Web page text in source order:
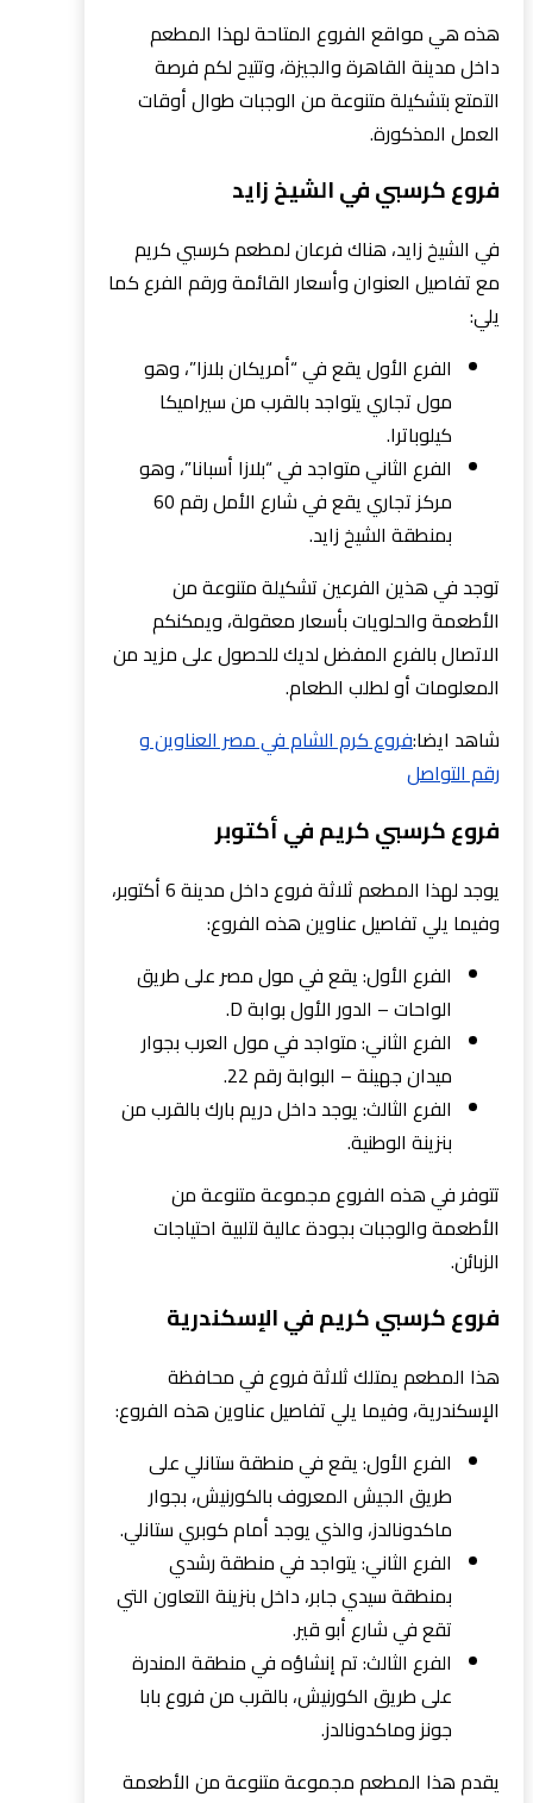
هذه هي مواقع الفروع المتاحة لهذا المطعم
داخل مدينة القاهرة والجيزة، وتتيح لكم فرصة
التمتع بتشكيلة متنوعة من الوجبات طوال أوقات
العمل المذكورة.
فروع كرسبي في الشيخ زايد
في الشيخ زايد، هناك فرعان لمطعم كرسبي كريم
مع تفاصيل العنوان وأسعار القائمة ورقم الفرع كما
يلي:
الفرع الأول يقع في “أمريكان بلازا”، وهو
مول تجاري يتواجد بالقرب من سيراميكا
كيلوباترا.
الفرع الثاني متواجد في “بلازا أسبانا”، وهو
مركز تجاري يقع في شارع الأمل رقم 60
بمنطقة الشيخ زايد.
توجد في هذين الفرعين تشكيلة متنوعة من
الأطعمة والحلويات بأسعار معقولة، ويمكنكم
الاتصال بالفرع المفضل لديك للحصول على مزيد من
المعلومات أو لطلب الطعام.
شاهد ايضا:فروع كرم الشام في مصر العناوين و
رقم التواصل
فروع كرسبي كريم في أكتوبر
يوجد لهذا المطعم ثلاثة فروع داخل مدينة 6 أكتوبر،
وفيما يلي تفاصيل عناوين هذه الفروع:
الفرع الأول: يقع في مول مصر على طريق
الواحات – الدور الأول بوابة D.
الفرع الثاني: متواجد في مول العرب بجوار
ميدان جهينة – البوابة رقم 22.
الفرع الثالث: يوجد داخل دريم بارك بالقرب من
بنزينة الوطنية.
تتوفر في هذه الفروع مجموعة متنوعة من
الأطعمة والوجبات بجودة عالية لتلبية احتياجات
الزبائن.
فروع كرسبي كريم في الإسكندرية
هذا المطعم يمتلك ثلاثة فروع في محافظة
الإسكندرية، وفيما يلي تفاصيل عناوين هذه الفروع:
الفرع الأول: يقع في منطقة ستانلي على
طريق الجيش المعروف بالكورنيش، بجوار
ماكدونالدز، والذي يوجد أمام كوبري ستانلي.
الفرع الثاني: يتواجد في منطقة رشدي
بمنطقة سيدي جابر، داخل بنزينة التعاون التي
تقع في شارع أبو قير.
الفرع الثالث: تم إنشاؤه في منطقة المندرة
على طريق الكورنيش، بالقرب من فروع بابا
جونز وماكدونالدز.
يقدم هذا المطعم مجموعة متنوعة من الأطعمة